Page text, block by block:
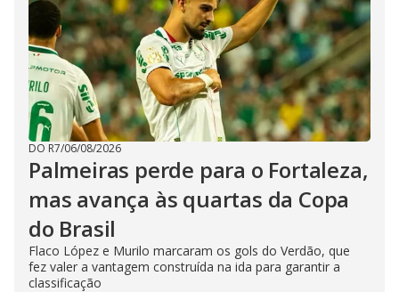
DO R7/06/08/2026
Palmeiras perde para o Fortaleza,
mas avança às quartas da Copa
do Brasil
Flaco López e Murilo marcaram os gols do Verdão, que
fez valer a vantagem construída na ida para garantir a
classificação